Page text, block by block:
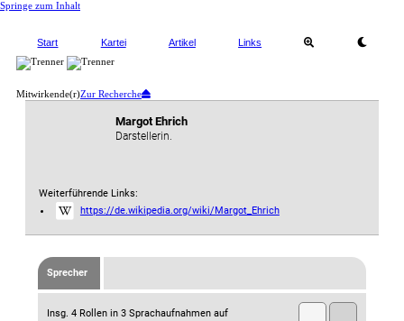
Springe zum Inhalt
Start Kartei Artikel Links
Mitwirkende(r)Zur Recherche
Margot Ehrich
Darstellerin.
Weiterführende Links:
https://de.wikipedia.org/wiki/Margot_Ehrich
Sprecher
Insg. 4 Rollen in 3 Sprachaufnahmen auf